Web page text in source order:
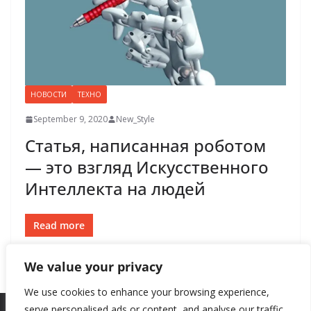
We value your privacy
We use cookies to enhance your browsing experience,
НОВОСТИ ТЕХНО
September 9, 2020 New_Style
Статья, написанная роботом
— это взгляд Искусственного
Интеллекта на людей
Read more